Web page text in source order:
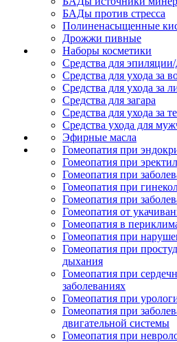
БАДы против стресса
Полиненасыщенные
Дрожжи пивные
Наборы косметики
Средства для
Средства для ухода за
Средства для ухода за
Средства для загара
Средства для ухода за
Средства ухода для
Эфирные масла
Гомеопатия при
Гомеопатия при
Гомеопатия при
Гомеопатия при
Гомеопатия при
Гомеопатия от
Гомеопатия в
Гомеопатия при
Гомеопатия при
дыхания
Гомеопатия при
заболеваниях
Гомеопатия при
Гомеопатия при
двигательной системы
Гомеопатия при